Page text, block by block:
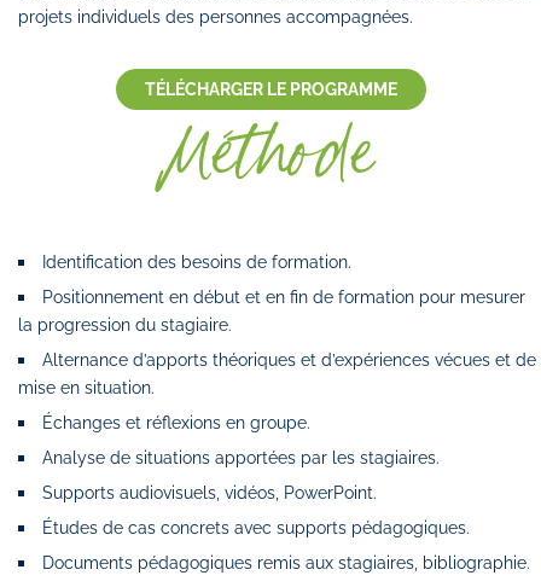
projets individuels des personnes accompagnées.
TÉLÉCHARGER LE PROGRAMME
Méthode
Identification des besoins de formation.
Positionnement en début et en fin de formation pour mesurer
la progression du stagiaire.
Alternance d’apports théoriques et d’expériences vécues et de
mise en situation.
Échanges et réflexions en groupe.
Analyse de situations apportées par les stagiaires.
Supports audiovisuels, vidéos, PowerPoint.
Études de cas concrets avec supports pédagogiques.
Documents pédagogiques remis aux stagiaires, bibliographie.